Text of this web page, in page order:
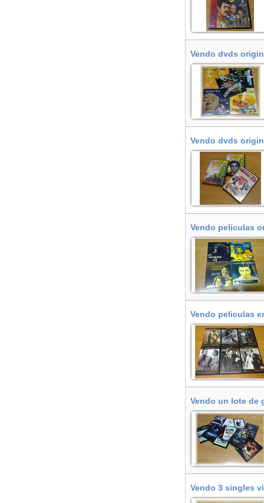
Vendo dvds
Vendo dvds
Vendo peliculas
Vendo peliculas
Vendo un lote de
Vendo 3 singles